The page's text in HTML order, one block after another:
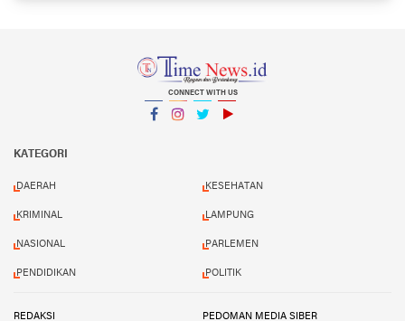
CONNECT WITH US
KATEGORI
DAERAH KESEHATAN
KRIMINAL LAMPUNG
NASIONAL PARLEMEN
PENDIDIKAN POLITIK
REDAKSI PEDOMAN MEDIA SIBER